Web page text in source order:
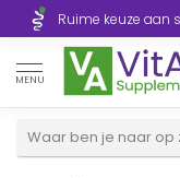
Ruime keuze aan
MENU